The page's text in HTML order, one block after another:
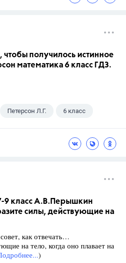
чтобы получилось истинное
математика 6 класс ГДЗ.
Петерсон Л.Г. 6 класс
9 класс А.В.Перышкин
силы, действующие на
как отвечать…
на тело, когда оно плавает на
)